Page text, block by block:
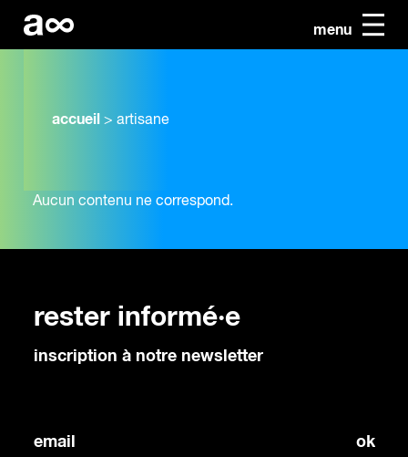
menu
accueil > artisane
Aucun contenu ne correspond.
rester informé·e
inscription à notre newsletter